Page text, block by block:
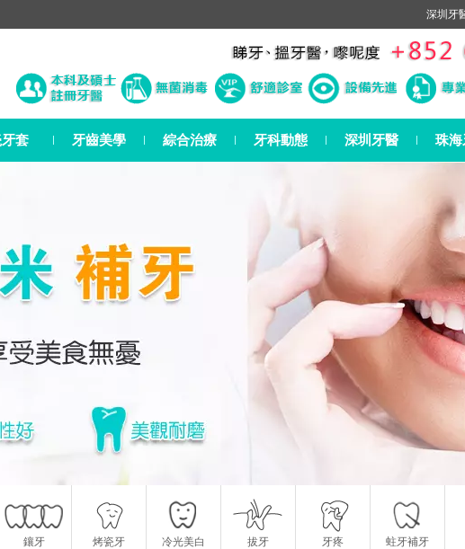
深圳牙
套 牙齒美學 綜合治療 牙科動態 深圳牙醫 珠
鑲牙 烤瓷牙 冷光美白 拔牙 牙疼 蛀牙補牙